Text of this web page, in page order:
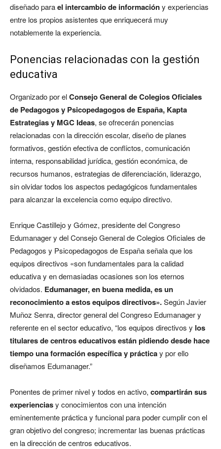
diseñado parael intercambiode informacióny experiencias
entre los propios asistentes que enriquecerá muy
notablemente la experiencia.
Ponencias relacionadas con la gestión
educativa
Organizado por elConsejoGeneral deColegiosOficiales
de Pedagogosy Psicopedagogosde España, Kapta
Estrategiasy MGC Ideas, se ofrecerán ponencias
relacionadas con la dirección escolar, diseño de planes
formativos, gestión efectiva de conflictos, comunicación
interna, responsabilidad jurídica, gestión económica, de
recursos humanos, estrategias de diferenciación, liderazgo,
sin olvidar todos los aspectos pedagógicos fundamentales
para alcanzar la excelencia como equipo directivo.
Enrique Castillejo y Gómez, presidente del Congreso
Edumanager y del Consejo General de Colegios Oficiales de
Pedagogos y Psicopedagogos de España señala que los
equipos directivos «son fundamentales para la calidad
educativa y en demasiadas ocasiones son los eternos
olvidados. Edumanager, en buena medida, es un
reconocimiento a estos equipos directivos».Según Javier
Muñoz Senra, director general del Congreso Edumanager y
referente en el sector educativo, “los equipos directivos y los
titulares de centros educativos están pidiendo desde hace
tiempo una formación específica y prácticay por ello
diseñamos Edumanager.”
Ponentes de primer nivel y todos en activo, compartiránsus
experienciasy conocimientos con una intención
eminentemente práctica y funcional para poder cumplir con el
gran objetivo del congreso; incrementar las buenas prácticas
en la dirección de centros educativos.